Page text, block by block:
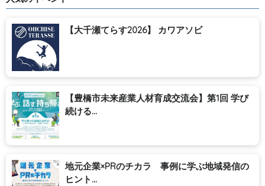
【大千瀬てらす2026】 カワアソビ
【豊橋市未来産業人材育成交流会】第1回 学び
続ける...
地元企業×PRのチカラ 事例に学ぶ地域発信の
ヒント...